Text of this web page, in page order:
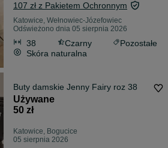
107 zł z Pakietem Ochronnym
Katowice, Wełnowiec-Józefowiec
Odświeżono dnia 05 sierpnia 2026
38 Czarny
Pozostałe
Skóra naturalna
Buty damskie Jenny Fairy roz 38
Używane
50 zł
Katowice, Bogucice
05 sierpnia 2026